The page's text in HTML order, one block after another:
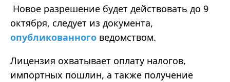
Новое разрешение будет действовать до 9
октября, следует из документа,
опубликованного ведомством.
Лицензия охватывает оплату налогов,
импортных пошлин, а также получение